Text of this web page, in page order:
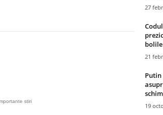
stiri
27
21
19